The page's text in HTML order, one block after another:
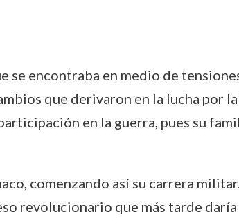
se encontraba en medio de
que derivaron en la lucha por
en la guerra, pues su
comenzando así su carrera
revolucionario que más tarde